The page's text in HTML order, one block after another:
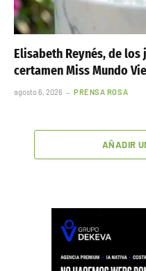
Elisabeth Reynés, de
certamen Miss Mundo
agosto 6, 2026 PRENSA ROSA
AÑADIR